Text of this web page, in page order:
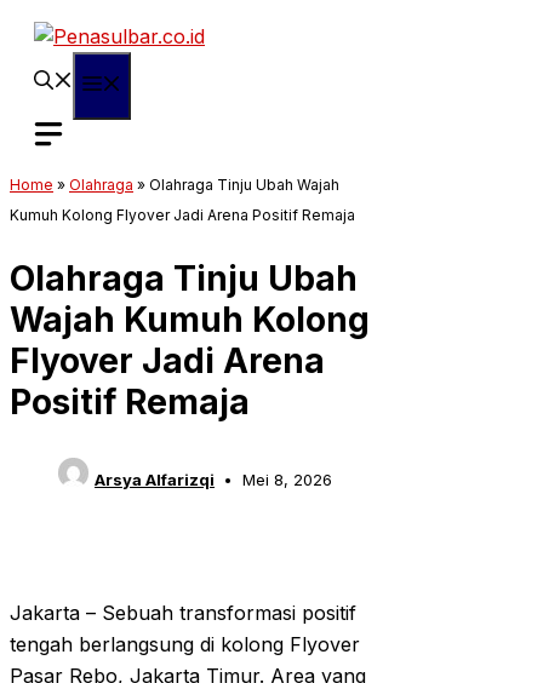
Langsung
Home » Olahraga » Olahraga Tinju Ubah Wajah
Kumuh Kolong Flyover Jadi Arena Positif Remaja
Olahraga Tinju Ubah
Wajah Kumuh Kolong
Flyover Jadi Arena
Positif Remaja
Arsya Alfarizqi Mei 8, 2026
Jakarta – Sebuah transformasi positif
tengah berlangsung di kolong Flyover
Pasar Rebo, Jakarta Timur. Area yang